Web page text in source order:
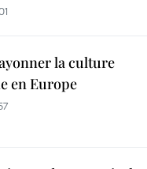
la culture
en Europe